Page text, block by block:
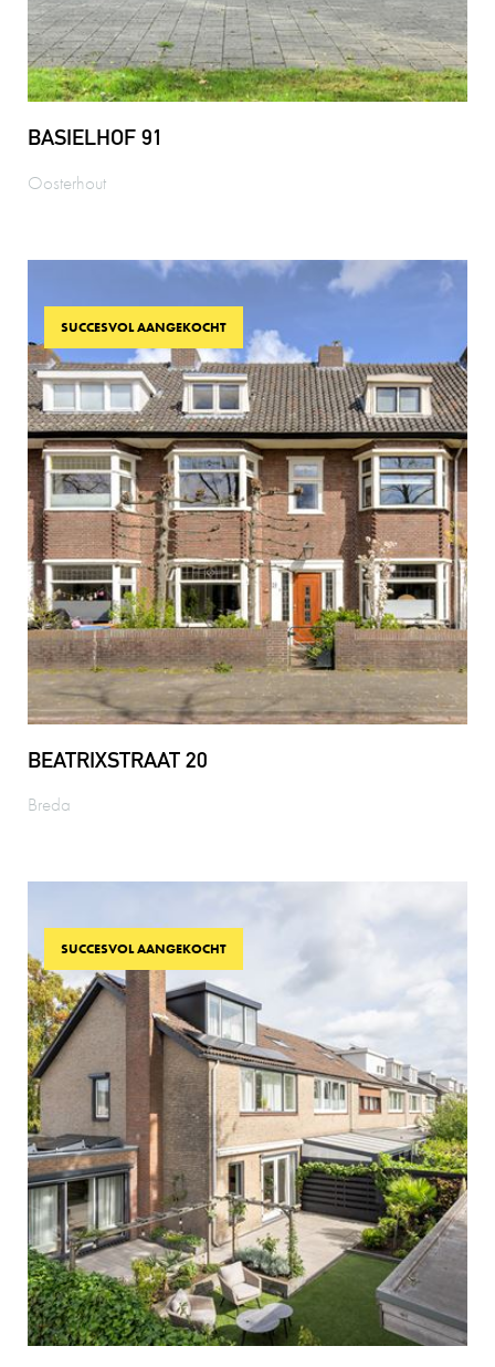
BASIELHOF 91
Oosterhout
SUCCESVOL AANGEKOCHT
BEATRIXSTRAAT 20
Breda
SUCCESVOL AANGEKOCHT